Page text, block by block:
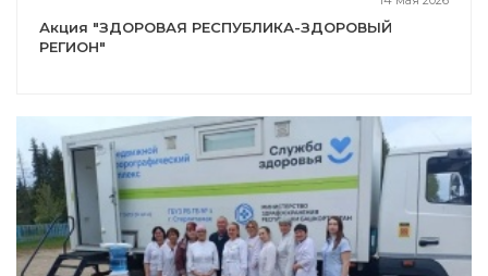
Акция "ЗДОРОВАЯ РЕСПУБЛИКА-ЗДОРОВЫЙ
РЕГИОН"